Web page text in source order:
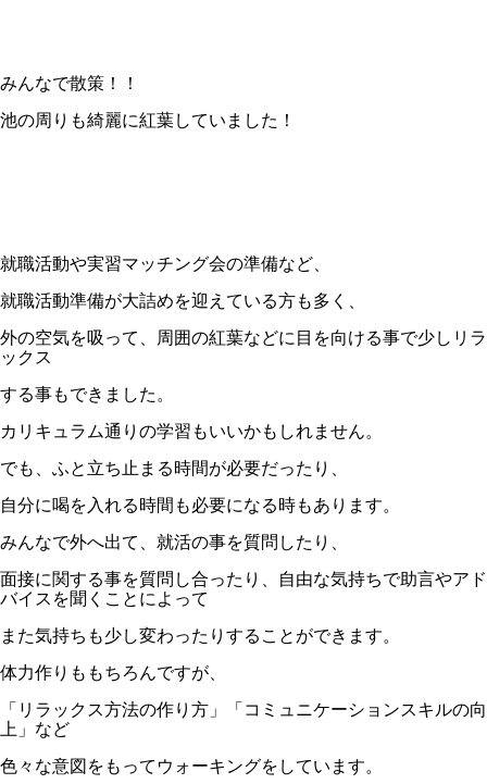
みんなで散策！！
池の周りも綺麗に紅葉していました！
就職活動や実習マッチング会の準備など、
就職活動準備が大詰めを迎えている方も多く、
外の空気を吸って、周囲の紅葉などに目を向ける事で少しリラ
ックス
する事もできました。
カリキュラム通りの学習もいいかもしれません。
でも、ふと立ち止まる時間が必要だったり、
自分に喝を入れる時間も必要になる時もあります。
みんなで外へ出て、就活の事を質問したり、
面接に関する事を質問し合ったり、自由な気持ちで助言やアド
バイスを聞くことによって
また気持ちも少し変わったりすることができます。
体力作りももちろんですが、
「リラックス方法の作り方」「コミュニケーションスキルの向
上」など
色々な意図をもってウォーキングをしています。